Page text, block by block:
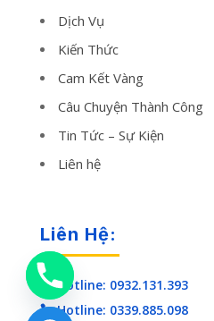
Dịch Vụ
Kiến Thức
Cam Kết Vàng
Câu Chuyện Thành Công
Tin Tức – Sự Kiện
Liên hệ
Liên Hệ:
 Hotline: 0932.131.393
 Hotline: 0339.885.098